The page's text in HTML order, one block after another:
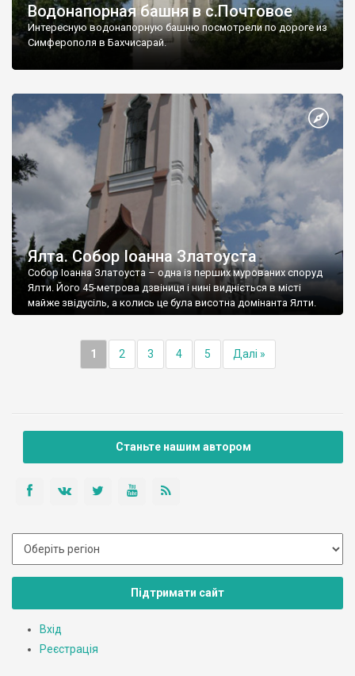
Водонапорная башня в с.Почтовое
Интересную водонапорную башню посмотрели по дороге из
Симферополя в Бахчисарай.
Ялта. Собор Іоанна Златоуста
Собор Іоанна Златоуста – одна із перших мурованих споруд
Ялти. Його 45-метрова дзвіниця і нині видніється в місті
майже звідусіль, а колись це була висотна домінанта Ялти.
1 2 3 4 5 Далі »
Станьте нашим автором
Підтримати сайт
Вхід
Реєстрація